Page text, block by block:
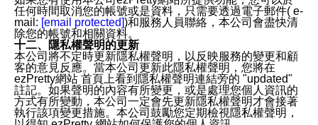
任何時間取消您的帳號或是資料，只需要透過電子郵件( e-
mail: [email protected])和服務人員聯絡，本公司會盡快清
除您的帳號和相關資料。
十二、隱私權聲明的更新
本公司將不定時更新隱私權聲明，以反映服務的變更和顧
客的意見反應。當本公司更新此隱私權聲明，您將在
ezPretty網站 首頁上看到隱私權聲明連結旁的 "updated"
註記。如果聲明的內容有所變更，或是處理您個人資訊的
方式有所變動，本公司一定會先更新隱私權聲明才會接著
執行該項變更措施。本公司鼓勵您定期檢視隱私權聲明，